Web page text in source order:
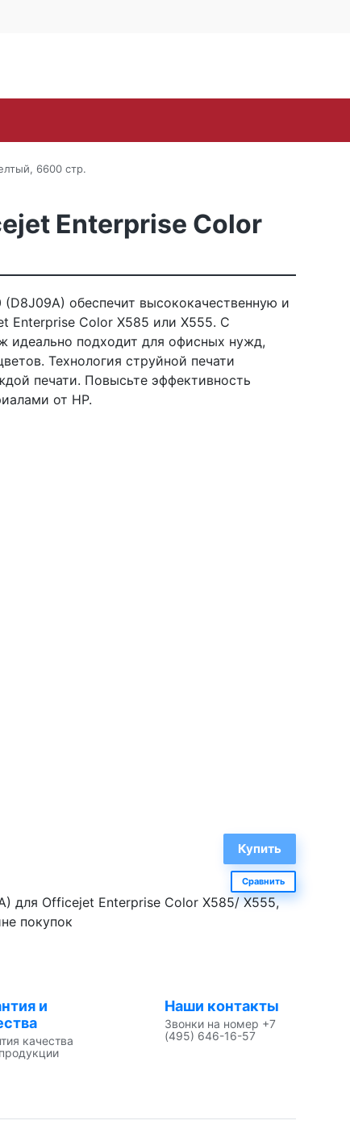
6600 стр.
Enterprise Color
обеспечит высококачественную и
Enterprise Color X585 или X555. С
идеально подходит для офисных нужд,
Технология струйной печати
печати. Повысьте эффективность
от HP.
Сравнить
для Officejet Enterprise Color X585/ X555,
покупок
и
качества
Наши контакты
Звонки на номер +7
(495) 646-16-57